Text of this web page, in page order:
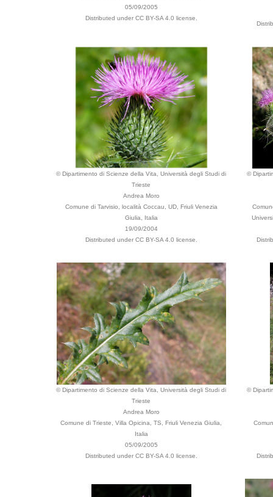
05/09/2005
Distributed under CC BY-SA 4.0 license.
© Dipartimento di Scienze della Vita, Università degli Studi di
Trieste
Andrea Moro
Comune di Tarvisio, località Coccau, UD, Friuli Venezia
Giulia, Italia
19/09/2004
Distributed under CC BY-SA 4.0 license.
©
© Dipartimento di Scienze della Vita, Università degli Studi di
Trieste
Andrea Moro
Comune di Trieste, Villa Opicina, TS, Friuli Venezia Giulia,
Italia
05/09/2005
Distributed under CC BY-SA 4.0 license.
©